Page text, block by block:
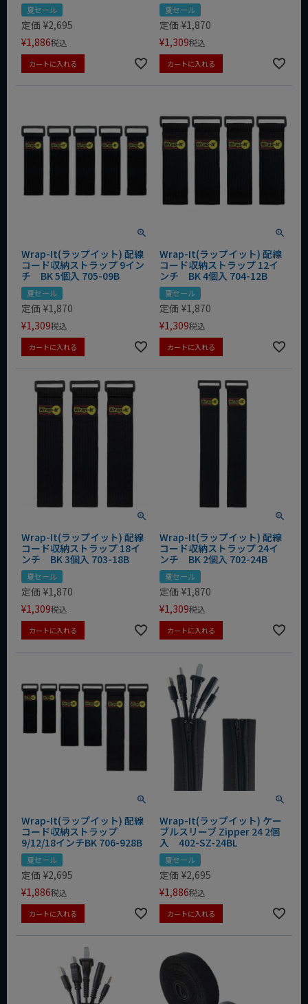
夏セール
定価 ¥2,695
¥1,886税込
カートに入れる
夏セール
定価 ¥1,870
¥1,309税込
カートに入れる
Wrap-It(ラップイット) 配線
コード収納ストラップ 9イン
チ BK 5個入 705-09B
夏セール
定価 ¥1,870
¥1,309税込
カートに入れる
Wrap-It(ラップイット) 配線
コード収納ストラップ 12イ
ンチ BK 4個入 704-12B
夏セール
定価 ¥1,870
¥1,309税込
カートに入れる
Wrap-It(ラップイット) 配線
コード収納ストラップ 18イ
ンチ BK 3個入 703-18B
夏セール
定価 ¥1,870
¥1,309税込
カートに入れる
Wrap-It(ラップイット) 配線
コード収納ストラップ 24イ
ンチ BK 2個入 702-24B
夏セール
定価 ¥1,870
¥1,309税込
カートに入れる
Wrap-It(ラップイット) 配線
コード収納ストラップ
9/12/18インチBK 706-928B
夏セール
定価 ¥2,695
¥1,886税込
カートに入れる
Wrap-It(ラップイット) ケー
ブルスリーブ Zipper 24 2個
入 402-SZ-24BL
夏セール
定価 ¥2,695
¥1,886税込
カートに入れる